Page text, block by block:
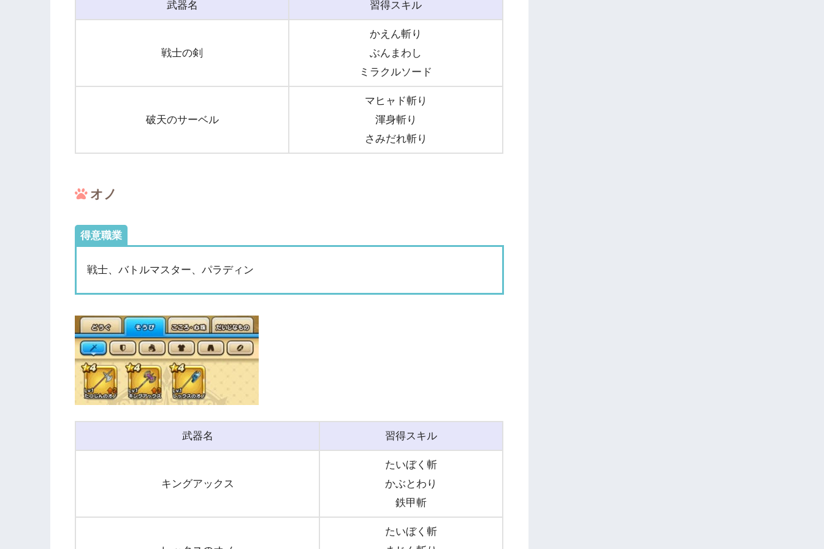
武器名 習得スキル
戦士の剣
かえん斬り
ぶんまわし
ミラクルソード
破天のサーベル
マヒャド斬り
渾身斬り
さみだれ斬り
オノ
得意職業
戦士、バトルマスター、パラディン
武器名 習得スキル
キングアックス
たいぼく斬
かぶとわり
鉄甲斬
たいぼく斬